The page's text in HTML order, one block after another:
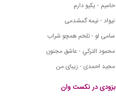
حامیم - یکیو دارم
نیواد - نیمه گمشدمی
سامی لو - تلخم همچو شراب
محمود التركي - عاشق مجنون
مجید احمدی - زیبای من
بزودی در نکست وان